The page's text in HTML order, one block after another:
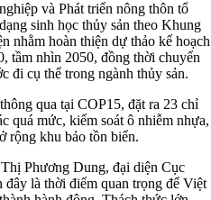
và Phát triển nông thôn tổ
sinh học thủy sản theo Khung
nhằm hoàn thiện dự thảo kế hoạch
tầm nhìn 2050, đồng thời chuyển
đi cụ thể trong ngành thủy sản.
qua tại COP15, đặt ra 23 chỉ
quá mức, kiểm soát ô nhiễm nhựa,
rộng khu bảo tồn biển.
Phương Dung, đại diện Cục
là thời điểm quan trọng để Việt